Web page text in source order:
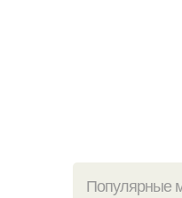
Популярные